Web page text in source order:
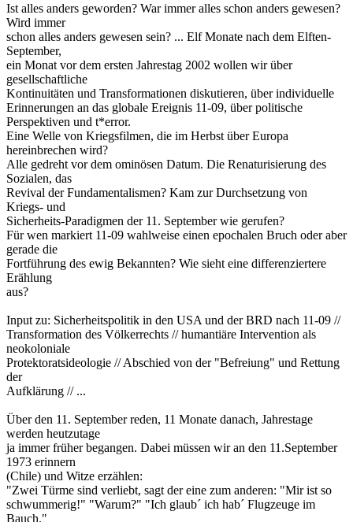
Ist alles anders geworden? War immer alles schon anders gewesen?
Wird immer
schon alles anders gewesen sein? ... Elf Monate nach dem Elften-
September,
ein Monat vor dem ersten Jahrestag 2002 wollen wir über
gesellschaftliche
Kontinuitäten und Transformationen diskutieren, über individuelle
Erinnerungen an das globale Ereignis 11-09, über politische
Perspektiven und t*error.
Eine Welle von Kriegsfilmen, die im Herbst über Europa
hereinbrechen wird?
Alle gedreht vor dem ominösen Datum. Die Renaturisierung des
Sozialen, das
Revival der Fundamentalismen? Kam zur Durchsetzung von
Kriegs- und
Sicherheits-Paradigmen der 11. September wie gerufen?
Für wen markiert 11-09 wahlweise einen epochalen Bruch oder aber
gerade die
Fortführung des ewig Bekannten? Wie sieht eine differenziertere
Erählung
aus?
Input zu: Sicherheitspolitik in den USA und der BRD nach 11-09 //
Transformation des Völkerrechts // humantiäre Intervention als
neokoloniale
Protektoratsideologie // Abschied von der "Befreiung" und Rettung
der
Aufklärung // ...
Über den 11. September reden, 11 Monate danach, Jahrestage
werden heutzutage
ja immer früher begangen. Dabei müssen wir an den 11.September
1973 erinnern
(Chile) und Witze erzählen:
"Zwei Türme sind verliebt, sagt der eine zum anderen: "Mir ist so
schwummerig!" "Warum?" "Ich glaub´ ich hab´ Flugzeuge im
Bauch."